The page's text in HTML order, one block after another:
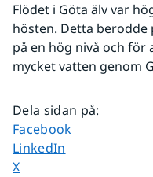
Flödet i Göta älv var
hösten. Detta berodde
på en hög nivå och för
mycket vatten genom
Dela sidan på:
Dela sidan på
Facebook
Dela sidan på
LinkedIn
Dela sidan på
X